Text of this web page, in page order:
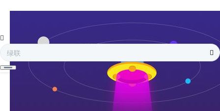
全部
蓝牙耳机
手机周边
智能充电
苹果周边